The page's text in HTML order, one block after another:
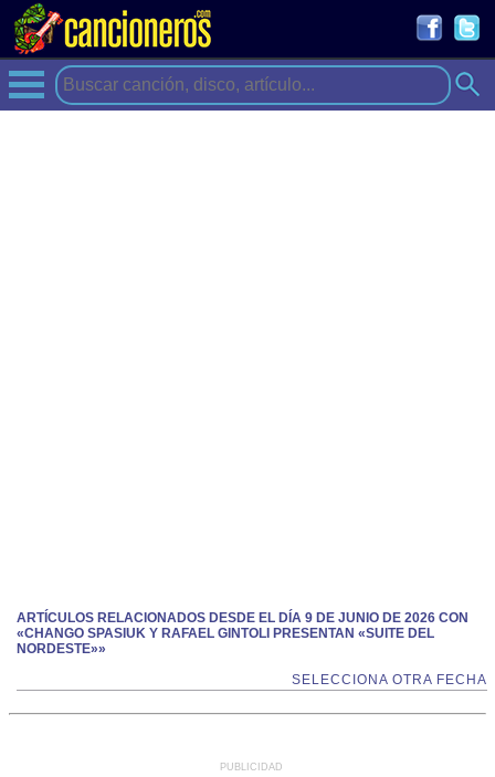
ARTÍCULOS RELACIONADOS DESDE EL DÍA 9 DE JUNIO DE 2026 CON
«CHANGO SPASIUK Y RAFAEL GINTOLI PRESENTAN «SUITE DEL
NORDESTE»»
SELECCIONA OTRA FECHA
PUBLICIDAD